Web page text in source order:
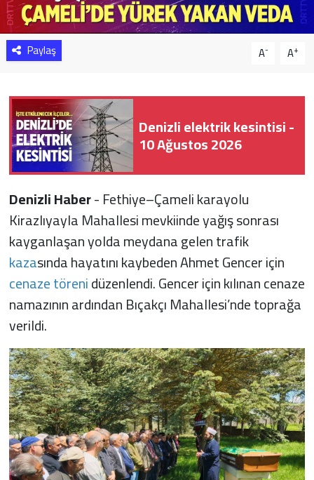
Paylaş A- A+
Denizli elektrik kesintisi -
10 Ağustos 2026
Denizli Haber- Fethiye–Çameli karayolu
Kirazlıyayla Mahallesi mevkiinde yağış sonrası
kayganlaşan yolda meydana gelen trafik
kazasında hayatını kaybeden Ahmet Gencer için
cenaze törenidüzenlendi. Gencer için kılınan cenaze
namazının ardından Bıçakçı Mahallesi’nde toprağa
verildi.
Resmi İlan
Resmi Reklam